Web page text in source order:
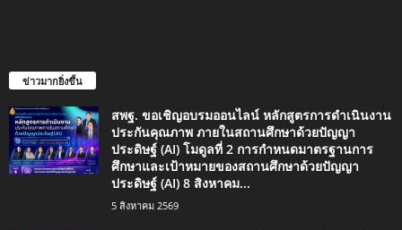
ข่าวมากยิ่งขึ้น
สพฐ. ขอเชิญอบรมออนไลน์ หลักสูตรการดำเนินงาน
ประกันคุณภาพ ภายในสถานศึกษาด้วยปัญญา
ประดิษฐ์ (AI) โมดูลที่ 2 การกำหนดมาตรฐานการ
ศึกษาและเป้าหมายของสถานศึกษาด้วยปัญญา
ประดิษฐ์ (AI) 8 สิงหาคม...
5 สิงหาคม 2569